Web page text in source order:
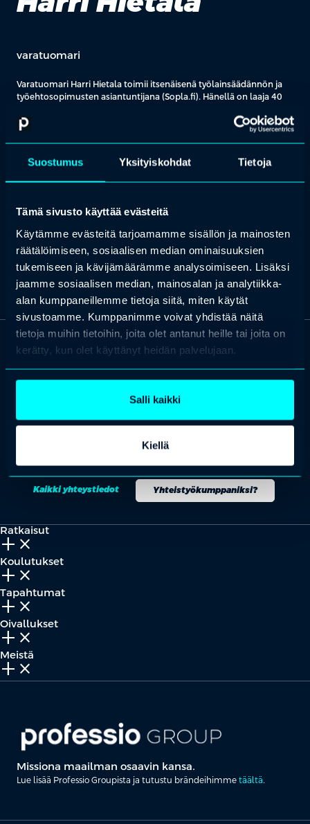
Suostumus Yksityiskohdat Tietoja
Tämä sivusto käyttää evästeitä
Käytämme evästeitä tarjoamamme sisällön ja mainosten
räätälöimiseen, sosiaalisen median ominaisuuksien
tukemiseen ja kävijämäärämme analysoimiseen. Lisäksi
jaamme sosiaalisen median, mainosalan ja analytiikka-
alan kumppaneillemme tietoja siitä, miten käytät
sivustoamme. Kumppanimme voivat yhdistää näitä
tietoja muihin tietoihin, joita olet antanut heille tai joita on
kerätty, kun olet käyttänyt heidän palvelujaan.
Salli kaikki
Kiellä
varatuomari
Varatuomari Harri Hietala toimii itsenäisenä työlainsäädännön ja
työehtosopimusten asiantuntijana (Sopla.fi). Hänellä on laaja 40
apulaisjohtajana, lakiasiainjohtajana, varatoimitusjohtajana,
asiamiehenä. Harri on toiminut
pitkän ja monipuolisen työuransa aikana Työnantajain
keskusliitoissa (STK JA TT), Työnantajaliitoissa (Allianssi, Tikli ja
sopimista ja ns. Suomen mallia sekä
samapalkkaisuutta. Hän on ollut jäsenenä työneuvostossa, tasa-
arvolautakunnassa ja työehtosopimuksen yleissitovuuden
vahvistamislautakunnassa. Työoikeudellista kirjallisuutta hän on
kirjoittanut jo yli 35 vuoden ajan.
OTA YHTEYTTÄ
Keilaranta 1 A, 02150 Espoo
asiakaspalvelu@professio.fi
Kaikki yhteystiedot Yhteistyökumppaniksi?
Ratkaisut
add_2 close
Koulutukset
add_2 close
Tapahtumat
add_2 close
Oivallukset
add_2 close
Meistä
add_2 close
Missiona maailman osaavin kansa.
Lue lisää Professio Groupista ja tutustu brändeihimme täältä.